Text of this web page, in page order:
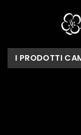
I PRODOTTI